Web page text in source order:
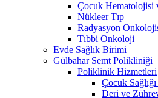
Çocuk Hematolojisi
Nükleer Tıp
Radyasyon
Tıbbi Onkoloji
Evde Sağlık Birimi
Gülbahar Semt Polikliniği
Poliklinik Hizmetleri
Çocuk
Deri ve